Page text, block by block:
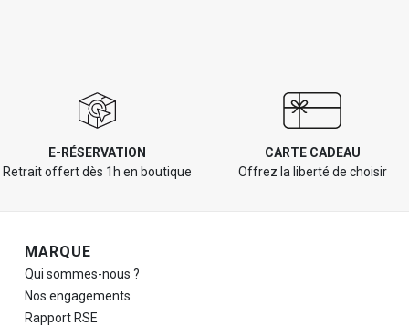
E-RÉSERVATION
Retrait offert dès 1h en boutique
CARTE CADEAU
Offrez la liberté de choisir
Navigation de pied de page
MARQUE
Qui sommes-nous ?
Nos engagements
Rapport RSE